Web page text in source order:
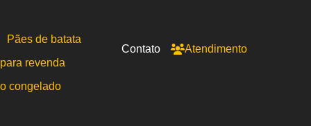
Pães de batata
revenda
congelado
Contato Atendimento